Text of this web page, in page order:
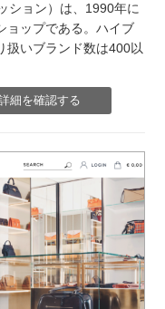
ション）は、1990年に
ョップである。ハイブ
扱いブランド数は400以
細を確認する